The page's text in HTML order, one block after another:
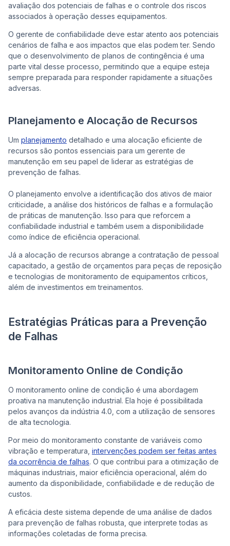
avaliação dos potenciais de falhas e o controle dos riscos
associados à operação desses equipamentos.
O gerente de confiabilidade deve estar atento aos potenciais
cenários de falha e aos impactos que elas podem ter. Sendo
que o desenvolvimento de planos de contingência é uma
parte vital desse processo, permitindo que a equipe esteja
sempre preparada para responder rapidamente a situações
adversas.
Planejamento e Alocação de Recursos
Um planejamento detalhado e uma alocação eficiente de
recursos são pontos essenciais para um gerente de
manutenção em seu papel de liderar as estratégias de
prevenção de falhas.
O planejamento envolve a identificação dos ativos de maior
criticidade, a análise dos históricos de falhas e a formulação
de práticas de manutenção. Isso para que reforcem a
confiabilidade industrial e também usem a disponibilidade
como índice de eficiência operacional.
Já a alocação de recursos abrange a contratação de pessoal
capacitado, a gestão de orçamentos para peças de reposição
e tecnologias de monitoramento de equipamentos críticos,
além de investimentos em treinamentos.
Estratégias Práticas para a Prevenção
de Falhas
Monitoramento Online de Condição
O monitoramento online de condição é uma abordagem
proativa na manutenção industrial. Ela hoje é possibilitada
pelos avanços da indústria 4.0, com a utilização de sensores
de alta tecnologia.
Por meio do monitoramento constante de variáveis como
vibração e temperatura, intervenções podem ser feitas antes
da ocorrência de falhas. O que contribui para a otimização de
máquinas industriais, maior eficiência operacional, além do
aumento da disponibilidade, confiabilidade e de redução de
custos.
A eficácia deste sistema depende de uma análise de dados
para prevenção de falhas robusta, que interprete todas as
informações coletadas de forma precisa.